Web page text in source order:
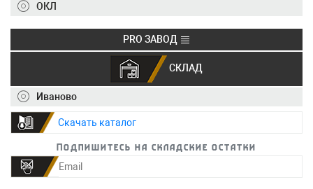
info@ivkz.ru
ОКЛ
PRO ЗАВОД
СКЛАД
Иваново
Скачать каталог
Подпишитесь на складские остатки